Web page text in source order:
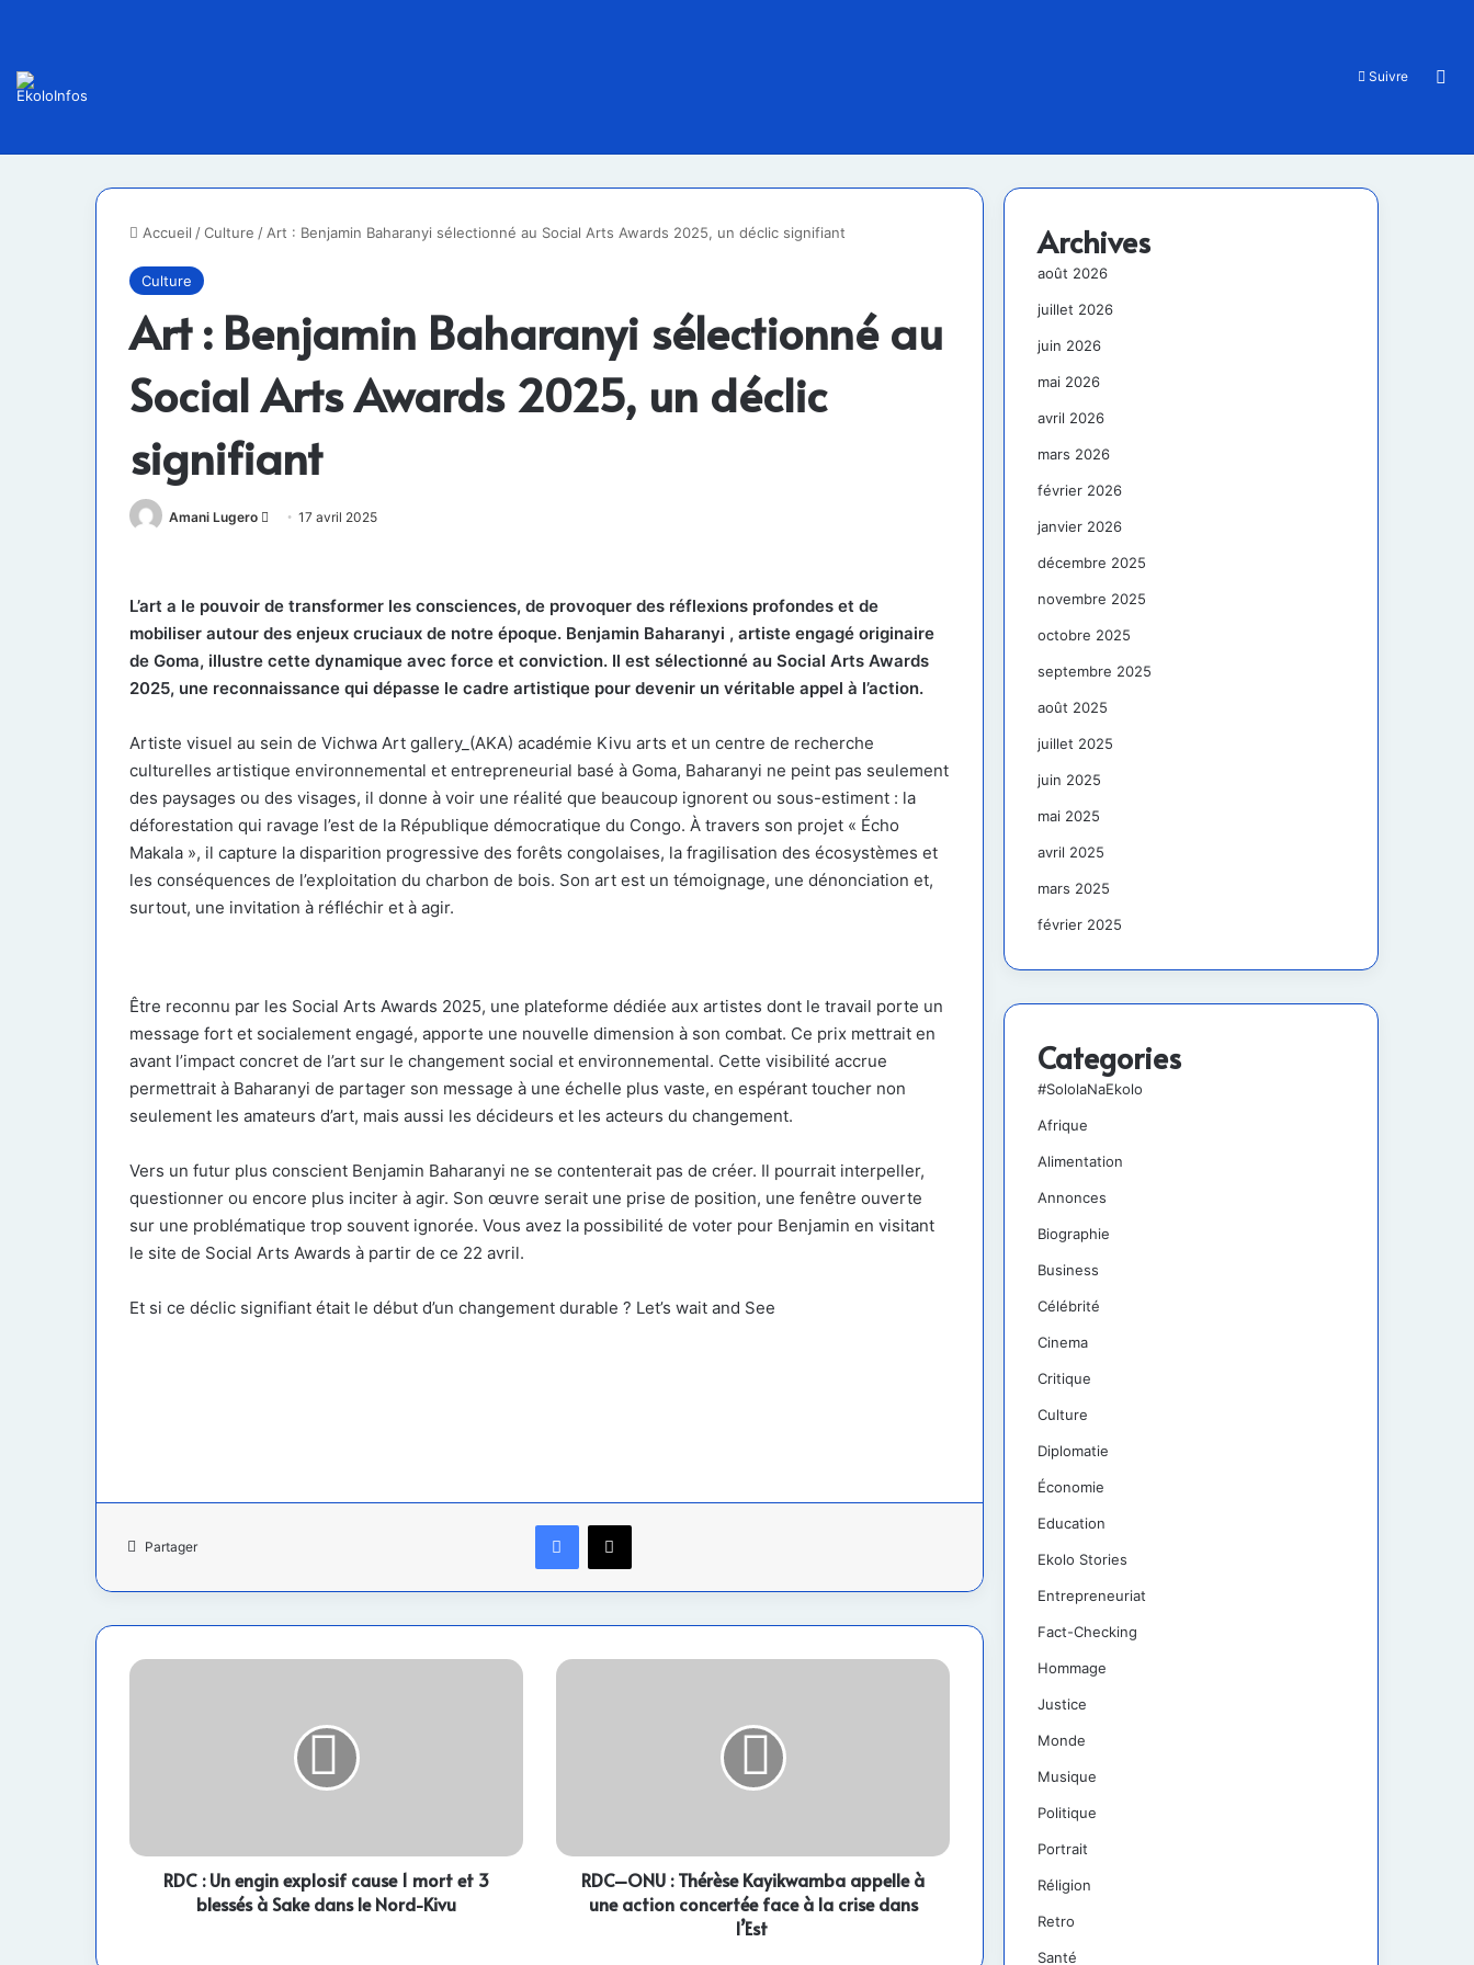
Suivre
Accueil /Culture / Art : Benjamin Baharanyi sélectionné au Social Arts Awards 2025, un déclic signifiant
Culture
Art : Benjamin Baharanyi sélectionné au
Social Arts Awards 2025, un déclic
signifiant
Amani Lugero
Envoyer17 avril 2025
L’art a le pouvoir de transformer les consciences, de provoquer des réflexions profondes et de
mobiliser autour des enjeux cruciaux de notre époque. Benjamin Baharanyi , artiste engagé originaire
de Goma, illustre cette dynamique avec force et conviction. Il est sélectionné au Social Arts Awards
2025, une reconnaissance qui dépasse le cadre artistique pour devenir un véritable appel à l’action.
Artiste visuel au sein de Vichwa Art gallery_(AKA) académie Kivu arts et un centre de recherche
culturelles artistique environnemental et entrepreneurial basé à Goma, Baharanyi ne peint pas seulement
des paysages ou des visages, il donne à voir une réalité que beaucoup ignorent ou sous-estiment : la
déforestation qui ravage l’est de la République démocratique du Congo. À travers son projet « Écho
Makala », il capture la disparition progressive des forêts congolaises, la fragilisation des écosystèmes et
les conséquences de l’exploitation du charbon de bois. Son art est un témoignage, une dénonciation et,
surtout, une invitation à réfléchir et à agir.
Être reconnu par les Social Arts Awards 2025, une plateforme dédiée aux artistes dont le travail porte un
message fort et socialement engagé, apporte une nouvelle dimension à son combat. Ce prix mettrait en
avant l’impact concret de l’art sur le changement social et environnemental. Cette visibilité accrue
permettrait à Baharanyi de partager son message à une échelle plus vaste, en espérant toucher non
seulement les amateurs d’art, mais aussi les décideurs et les acteurs du changement.
Vers un futur plus conscient Benjamin Baharanyi ne se contenterait pas de créer. Il pourrait interpeller,
questionner ou encore plus inciter à agir. Son œuvre serait une prise de position, une fenêtre ouverte
sur une problématique trop souvent ignorée. Vous avez la possibilité de voter pour Benjamin en visitant
le site de Social Arts Awards à partir de ce 22 avril.
Et si ce déclic signifiant était le début d’un changement durable ? Let’s wait and See
Partager
Facebook
X
RDC
et
RDC : Un engin explosif cause 1 mort et 3
blessés à Sake dans le Nord-Kivu
RDC–
action
concertée
RDC–ONU : Thérèse Kayikwamba appelle à
une action concertée face à la crise dans
l’Est
Archives
août 2026
juillet 2026
juin 2026
mai 2026
avril 2026
mars 2026
février 2026
janvier 2026
décembre 2025
novembre 2025
octobre 2025
septembre 2025
août 2025
juillet 2025
juin 2025
mai 2025
avril 2025
mars 2025
février 2025
Categories
#SololaNaEkolo
Afrique
Alimentation
Annonces
Biographie
Business
Célébrité
Cinema
Critique
Culture
Diplomatie
Économie
Education
Ekolo Stories
Entrepreneuriat
Fact-Checking
Hommage
Justice
Monde
Musique
Politique
Portrait
Réligion
Retro
Santé